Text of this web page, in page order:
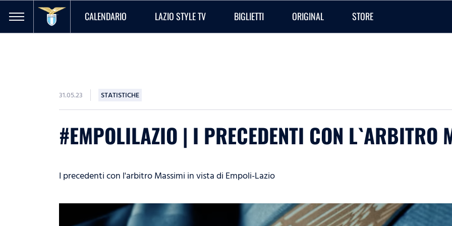
CALENDARIO LAZIO STYLE TV BIGLIETTI ORIGINAL STORE
31.05.23 STATISTICHE
#EMPOLILAZIO | I PRECEDENTI CON L`ARBITRO
I precedenti con l'arbitro Massimi in vista di Empoli-Lazio